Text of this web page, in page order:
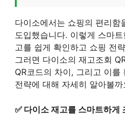
다이소에서는 쇼핑의 편리함
도입했습니다. 이렇게 스마
고를 쉽게 확인하고 쇼핑 전
그러면 다이소의 재고조회
QR코드의 차이, 그리고 이를
전략에 대해 자세히 알아볼까
✅ 다이소 재고를 스마트하게